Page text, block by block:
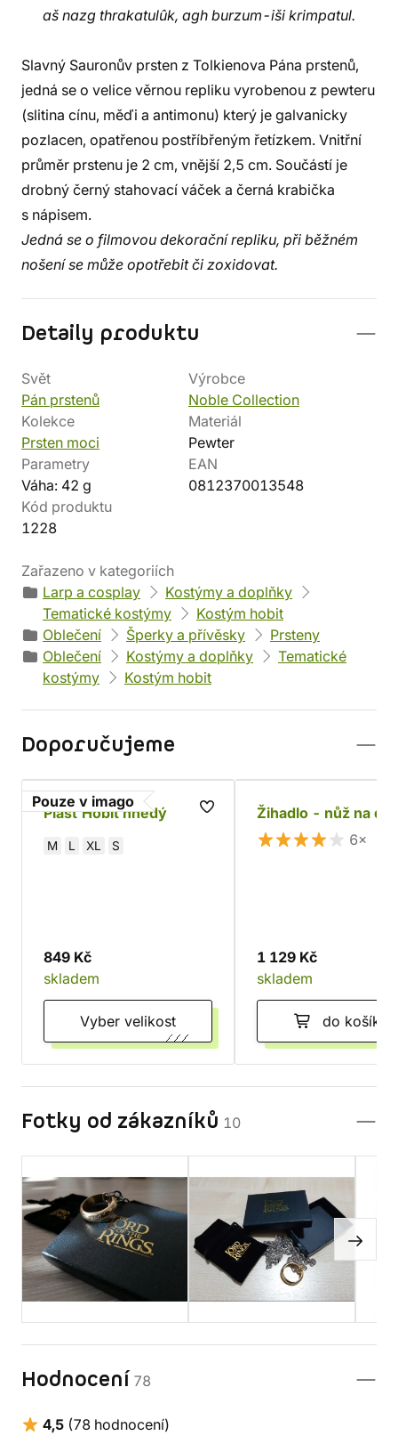
aš nazg thrakatulûk, agh burzum-iši krimpatul.
Slavný Sauronův prsten z Tolkienova Pána prstenů,
jedná se o velice věrnou repliku vyrobenou z pewteru
(slitina cínu, měďi a antimonu) který je galvanicky
pozlacen, opatřenou postříbřeným řetízkem. Vnitřní
průměr prstenu je 2 cm, vnější 2,5 cm. Součástí je
drobný černý stahovací váček a černá krabička
s nápisem.
Jedná se o filmovou dekorační repliku, při běžném
nošení se může opotřebit či zoxidovat.
Detaily produktu
Svět
Pán prstenů
Výrobce
Noble Collection
Kolekce
Prsten moci
Materiál
Pewter
Parametry
Váha: 42 g
EAN
0812370013548
Kód produktu
1228
Zařazeno v kategoriích
Larp a cosplay
Kostýmy a doplňky
Tematické kostýmy
Kostým hobit
Oblečení
Šperky a přívěsky
Prsteny
Oblečení
Kostýmy a doplňky
Tematické
kostýmy
Kostým hobit
Doporučujeme
Pouze v imago
Plášť Hobit hnědý
M L XL S
849 Kč
skladem
Vyber velikost
Žihadlo - nůž na
6×
1 129 Kč
skladem
do košíku
Fotky od zákazníků 10
Hodnocení 78
4,5 (78 hodnocení)